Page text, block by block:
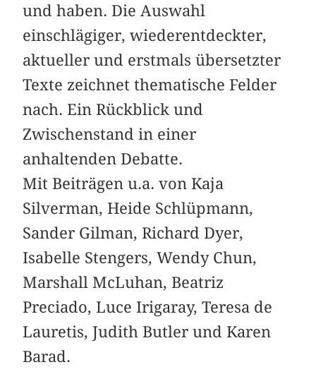
und haben. Die Auswahl
einschlägiger, wiederentdeckter,
aktueller und erstmals übersetzter
Texte zeichnet thematische Felder
nach. Ein Rückblick und
Zwischenstand in einer
anhaltenden Debatte.
Mit Beiträgen u.a. von Kaja
Silverman, Heide Schlüpmann,
Sander Gilman, Richard Dyer,
Isabelle Stengers, Wendy Chun,
Marshall McLuhan, Beatriz
Preciado, Luce Irigaray, Teresa de
Lauretis, Judith Butler und Karen
Barad.